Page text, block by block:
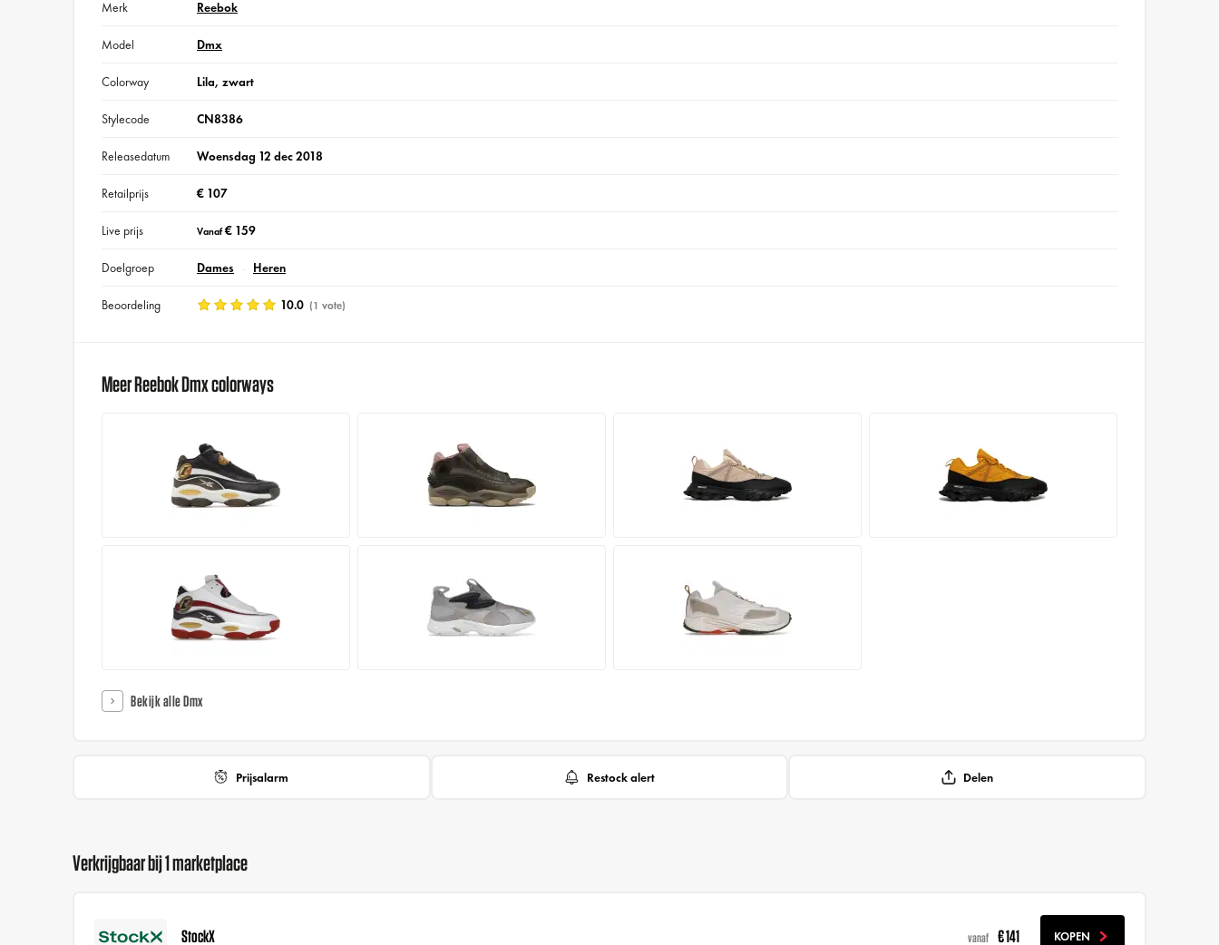
Merk Reebok
Model Dmx
Colorway Lila, zwart
Stylecode CN8386
Releasedatum Woensdag 12 dec 2018
Retailprijs € 107
Live prijs Vanaf€ 159
Doelgroep Dames Heren
Beoordeling 10.0 (1 vote)
Meer Reebok Dmx colorways
Bekijk alle Dmx
Prijsalarm Restock alert Delen
Verkrijgbaar bij 1 marketplace
StockX vanaf € 141 KOPEN